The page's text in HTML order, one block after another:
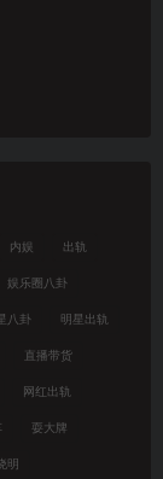
内娱 出轨
娱乐圈八卦
八卦 明星出轨
直播带货
网红出轨
耍大牌
明